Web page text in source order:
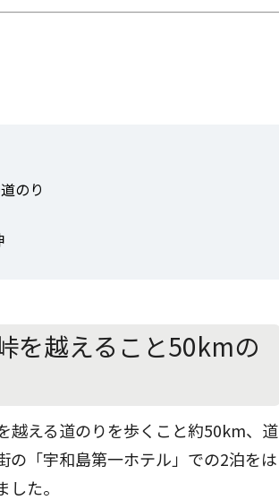
のり
を越えること50kmの
越える道のりを歩くこと約50km、道
の「宇和島第一ホテル」での2泊をは
た。